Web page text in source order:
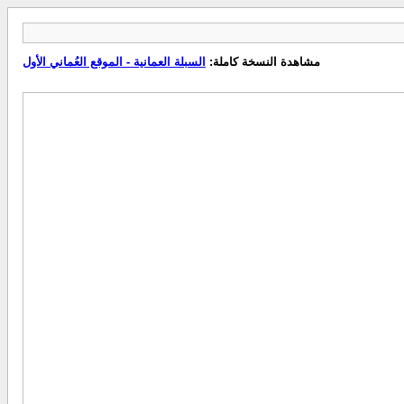
مشاهدة النسخة كاملة: السبلة العمانية - الموقع العُماني الأول